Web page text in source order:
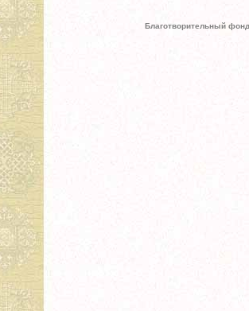
Благотворительный